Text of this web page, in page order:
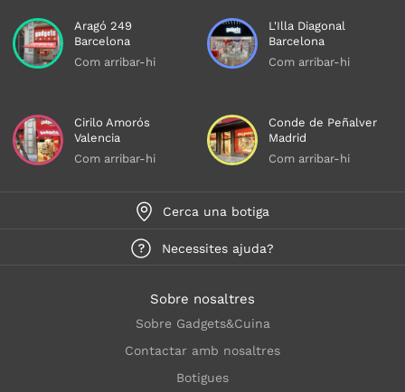
Aragó 249
Barcelona
Com arribar-hi
L'Illa Diagonal
Barcelona
Com arribar-hi
Cirilo Amorós
Valencia
Com arribar-hi
Conde de Peñalver
Madrid
Com arribar-hi
Cerca una botiga
Necessites ajuda?
Sobre nosaltres
Sobre Gadgets&Cuina
Contactar amb nosaltres
Botigues